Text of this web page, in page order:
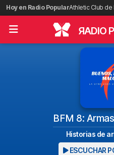
Saltar
al
contenido
Hoy en Radio PopularAthletic Club de
RADIO
BFM 8:
Historias de
ESCUCHAR